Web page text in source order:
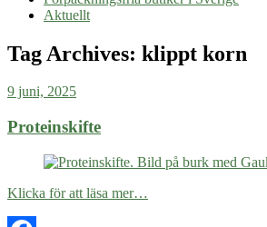
Aktuellt
Tag Archives: klippt korn
9 juni, 2025
Proteinskifte
Klicka för att läsa mer…